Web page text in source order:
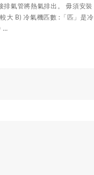
排氣管將熱氣排出。 毋須安
大 B) 冷氣機匹數 :「匹」是
…